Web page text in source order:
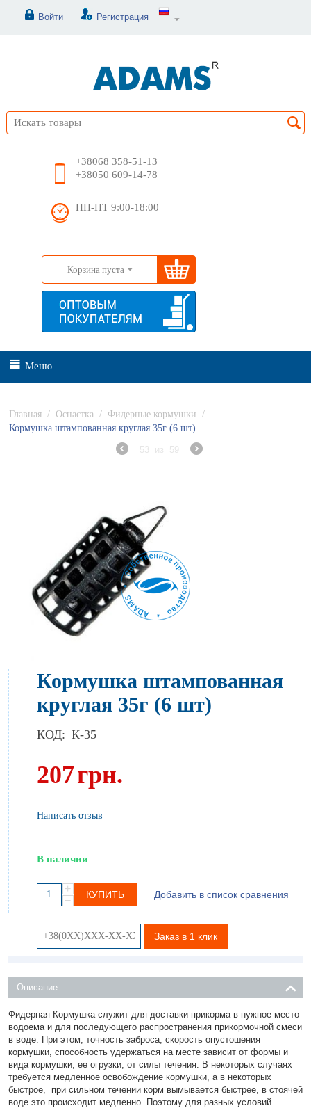
Войти Регистрация
+38068 358-51-13
+38050 609-14-78
ПН-ПТ 9:00-18:00
Корзина пуста
Меню
Главная / Оснастка / Фидерные кормушки
/
Кормушка штампованная круглая 35г (6 шт)
53 из 59
Кормушка штампованная
круглая 35г (6 шт)
КОД: К-35
207грн.
Написать отзыв
В наличии
+
−
КУПИТЬ Добавить в список сравнения
Заказ в 1 клик
Описание
Фидерная Кормушка служит для доставки прикорма в нужное место
водоема и для последующего распространения прикормочной смеси
в воде. При этом, точность заброса, скорость опустошения
кормушки, способность удержаться на месте зависит от формы и
вида кормушки, ее огрузки, от силы течения. В некоторых случаях
требуется медленное освобождение кормушки, а в некоторых
быстрое, при сильном течении корм вымывается быстрее, в стоячей
воде это происходит медленно. Поэтому для разных условий